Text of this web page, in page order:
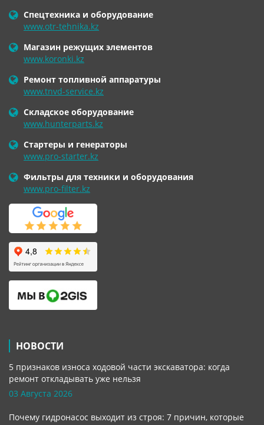
Спецтехника и оборудование
www.otr-tehnika.kz
Магазин режущих элементов
www.koronki.kz
Ремонт топливной аппаратуры
www.tnvd-service.kz
Складское оборудование
www.hunterparts.kz
Стартеры и генераторы
www.pro-starter.kz
Фильтры для техники и оборудования
www.pro-filter.kz
НОВОСТИ
5 признаков износа ходовой части экскаватора: когда
ремонт откладывать уже нельзя
03 Августа 2026
Почему гидронасос выходит из строя: 7 причин, которые